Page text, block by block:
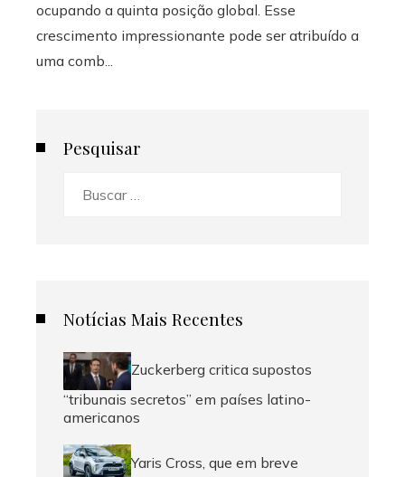
ocupando a quinta posição global. Esse
crescimento impressionante pode ser atribuído a
uma comb...
Pesquisar
Notícias Mais Recentes
Zuckerberg critica supostos
“tribunais secretos” em países latino-
americanos
Yaris Cross, que em breve